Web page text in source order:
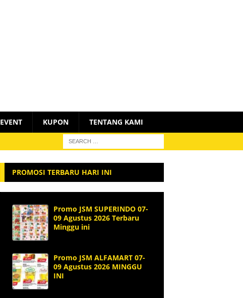
EVENT KUPON TENTANG KAMI
PROMOSI TERBARU HARI INI
Promo JSM SUPERINDO 07-
09 Agustus 2026 Terbaru
Minggu ini
Promo JSM ALFAMART 07-
09 Agustus 2026 MINGGU
INI